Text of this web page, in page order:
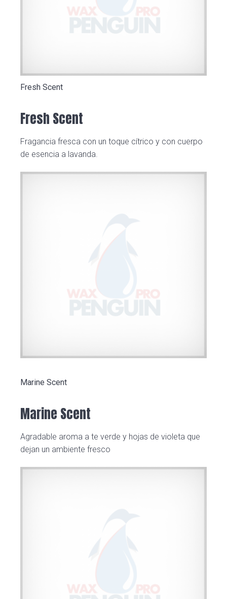
Fresh Scent
Fresh Scent
Fragancia fresca con un toque cítrico y con cuerpo
de esencia a lavanda.
Marine Scent
Marine Scent
Agradable aroma a te verde y hojas de violeta que
dejan un ambiente fresco